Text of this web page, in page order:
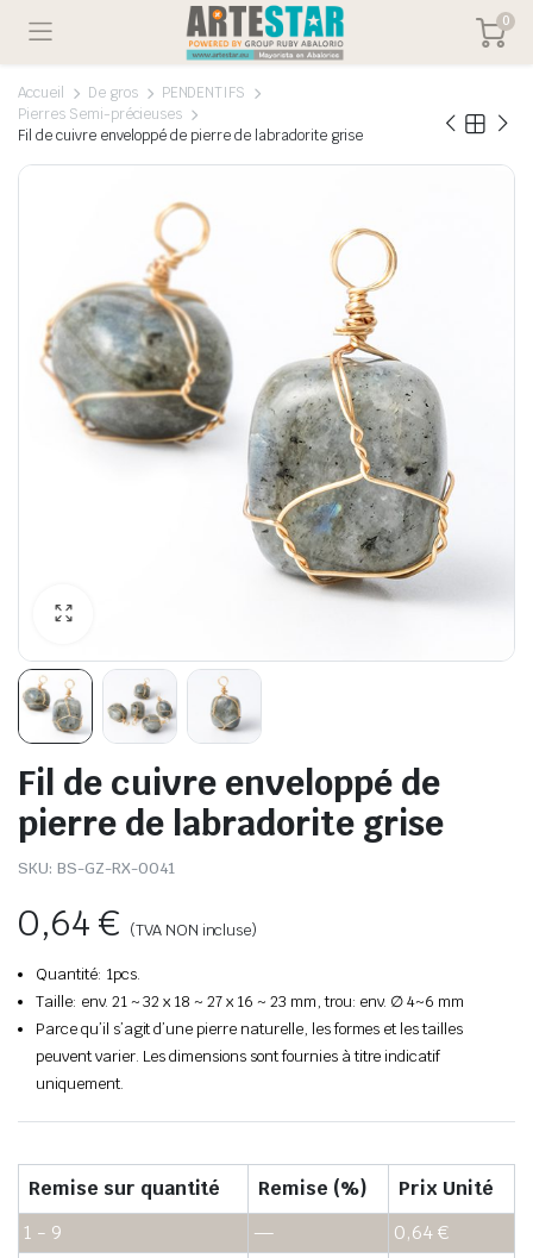
0
Accueil De gros
PENDENTIFS
Pierres Semi-précieuses
Fil de cuivre enveloppé de pierre de labradorite grise
Fil de cuivre enveloppé de
pierre de labradorite grise
SKU: BS-GZ-RX-0041
0,64€ (TVA NON incluse)
Quantité: 1pcs.
Taille: env. 21 ~ 32 x 18 ~ 27 x 16 ~ 23 mm, trou: env. ∅ 4~6 mm
Parce qu’il s’agit d’une pierre naturelle, les formes et les tailles
peuvent varier. Les dimensions sont fournies à titre indicatif
uniquement.
Remise sur quantité Remise (%)
Prix Unité
1 - 9
— 0,64€